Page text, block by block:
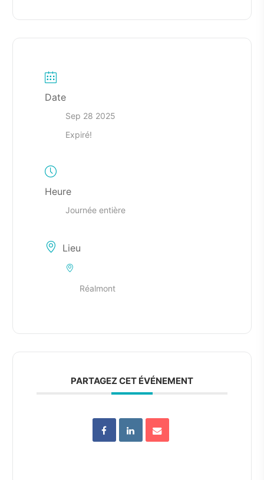
Date
Sep 28 2025
Expiré!
Heure
Journée entière
Lieu
Réalmont
PARTAGEZ CET ÉVÉNEMENT